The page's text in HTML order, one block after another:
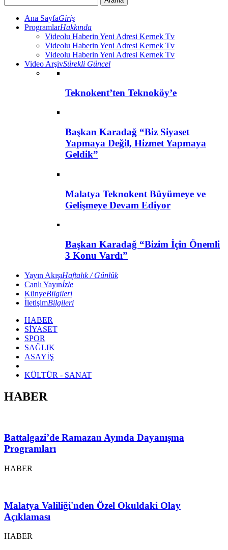
Ana SayfaGiriş
ProgramlarHakkında
Videolu Haberin Yeni Adresi Kernek Tv
Videolu Haberin Yeni Adresi Kernek Tv
Videolu Haberin Yeni Adresi Kernek Tv
Video ArşivSürekli Güncel
Teknokent’ten Teknoköy’e
Başkan Karadağ “Biz Siyaset
Yapmaya Değil, Hizmet Yapmaya
Geldik”
Malatya Teknokent Büyümeye ve
Gelişmeye Devam Ediyor
Başkan Karadağ “Bizim İçin Önemli
3 Konu Vardı”
Yayın AkışıHaftalık / Günlük
Canlı Yayınİzle
KünyeBilgileri
İletişimBilgileri
HABER
SİYASET
SPOR
SAĞLIK
ASAYİŞ
KÜLTÜR - SANAT
HABER
Battalgazi’de Ramazan Ayında Dayanışma
Programları
HABER
Malatya Valiliği'nden Özel Okuldaki Olay
Açıklaması
HABER